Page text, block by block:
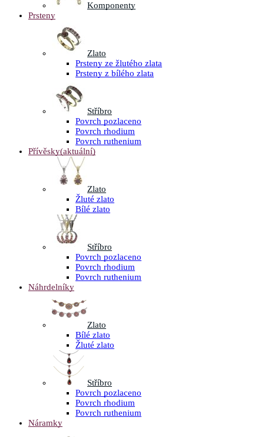
Komponenty
Prsteny
Zlato
Prsteny ze žlutého zlata
Prsteny z bílého zlata
Stříbro
Povrch pozlaceno
Povrch rhodium
Povrch ruthenium
Přívěsky(aktuální)
Zlato
Žluté zlato
Bílé zlato
Stříbro
Povrch pozlaceno
Povrch rhodium
Povrch ruthenium
Náhrdelníky
Zlato
Bílé zlato
Žluté zlato
Stříbro
Povrch pozlaceno
Povrch rhodium
Povrch ruthenium
Náramky